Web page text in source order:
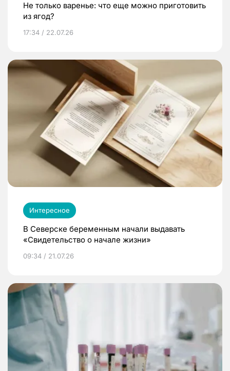
Не только варенье: что еще можно приготовить
из ягод?
17:34 / 22.07.26
Интересное
В Северске беременным начали выдавать
«Свидетельство о начале жизни»
09:34 / 21.07.26